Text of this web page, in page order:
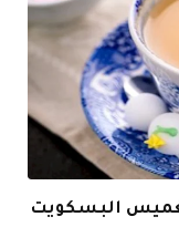
البسكويت